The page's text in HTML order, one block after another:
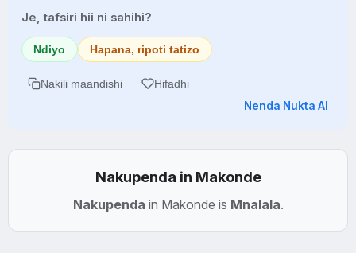
Je, tafsiri hii ni sahihi?
Ndiyo Hapana, ripoti tatizo
Nakili maandishi Hifadhi
Nenda Nukta AI
Nakupenda in Makonde
Nakupenda in Makonde is Mnalala.